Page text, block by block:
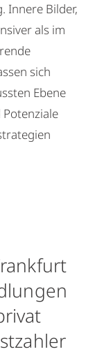
Innere Bilder,
als im
sich
Ebene